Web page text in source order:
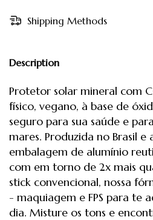
Shipping Methods
Description
Protetor solar mineral com
físico, vegano, à base de
seguro para sua saúde e
mares. Produzida no Brasil
embalagem de alumínio
com em torno de 2x mais
stick convencional, nossa
- maquiagem e FPS para te
dia. Misture os tons e